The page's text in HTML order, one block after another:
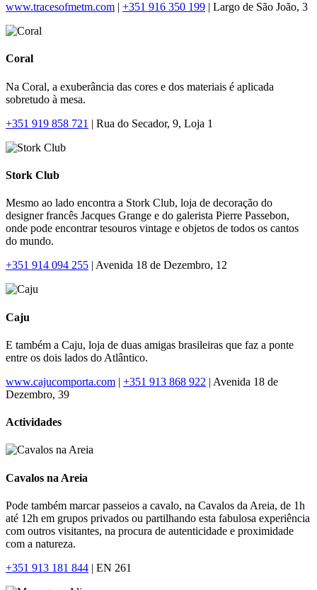
www.tracesofmetm.com | +351 916 350 199 | Largo de São João, 3
Coral
Na Coral, a exuberância das cores e dos materiais é aplicada
sobretudo à mesa.
+351 919 858 721 | Rua do Secador, 9, Loja 1
Stork Club
Mesmo ao lado encontra a Stork Club, loja de decoração do
designer francês Jacques Grange e do galerista Pierre Passebon,
onde pode encontrar tesouros vintage e objetos de todos os cantos
do mundo.
+351 914 094 255 | Avenida 18 de Dezembro, 12
Caju
E também a Caju, loja de duas amigas brasileiras que faz a ponte
entre os dois lados do Atlântico.
www.cajucomporta.com | +351 913 868 922 | Avenida 18 de
Dezembro, 39
Actividades
Cavalos na Areia
Pode também marcar passeios a cavalo, na Cavalos da Areia, de 1h
até 12h em grupos privados ou partilhando esta fabulosa experiência
com outros visitantes, na procura de autenticidade e proximidade
com a natureza.
+351 913 181 844 | EN 261